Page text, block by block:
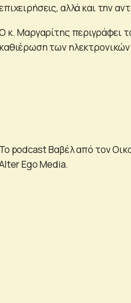
αλλά και την
κ. Μαργαρίτης περιγράφει
καθιέρωση των
To podcast Βαβέλ από τον
Ego Media.